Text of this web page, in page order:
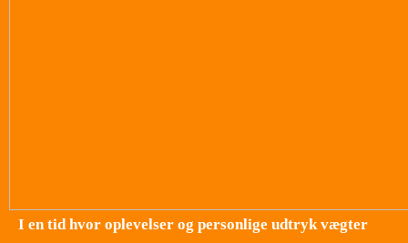
I en tid hvor oplevelser og personlige udtryk vægter